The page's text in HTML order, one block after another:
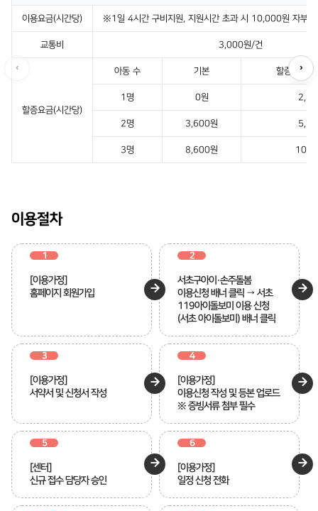
‹ ›
이용요금(시간당) ※1일 4시간 구비지원, 지원시간 초과 시 10,000원 자부
교통비 3,000원/건
할증요금(시간당)
아동 수 기본 할증시간·
1명 0원
2명 3,600원
3명 8,600원
이용절차
1
[이용가정]
홈페이지 회원가입
2
서초구아이·손주돌봄
이용신청 배너 클릭 → 서초
119아이돌보미 이용 신청
(서초 아이돌보미) 배너 클릭
3
[이용가정]
서약서 및 신청서 작성
4
[이용가정]
이용신청 작성 및 등본 업로드
※ 증빙서류 첨부 필수
5
[센터]
신규 접수 담당자 승인
6
[이용가정]
일정 신청 전화